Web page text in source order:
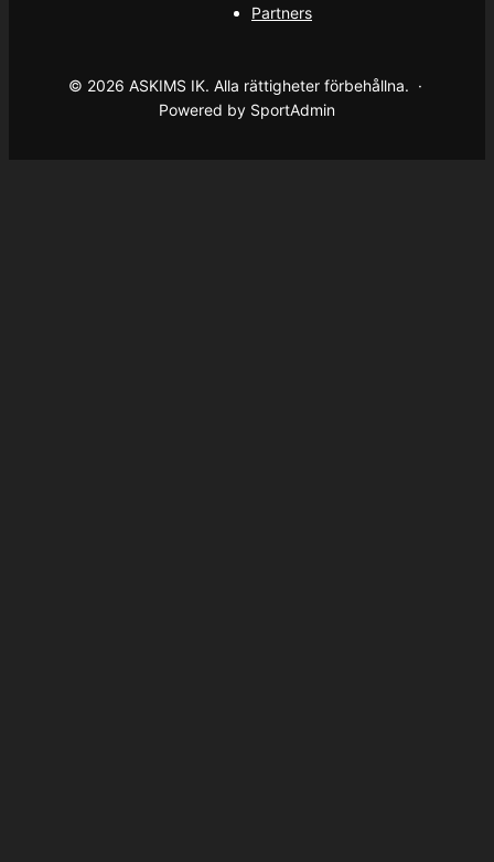
Partners
© 2026 ASKIMS IK. Alla rättigheter förbehållna. ·
Powered by SportAdmin